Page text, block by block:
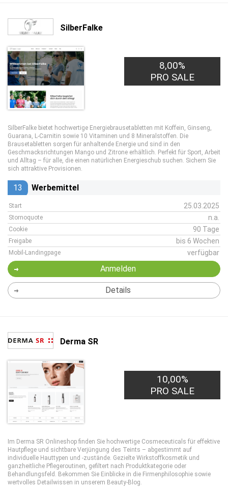
SilberFalke
8,00%
PRO SALE
SilberFalke bietet hochwertige Energiebrausetabletten mit Koffein, Ginseng,
Guarana, L-Carnitin sowie 10 Vitaminen und 8 Mineralstoffen. Die
Brausetabletten sorgen für anhaltende Energie und sind in den
Geschmacksrichtungen Mango und Zitrone erhältlich. Perfekt für Sport, Arbeit
und Alltag – für alle, die einen natürlichen Energieschub suchen. Sichern Sie
sich attraktive Provisionen.
13 Werbemittel
Start 25.03.2025
Stornoquote n.a.
Cookie 90 Tage
Freigabe bis 6 Wochen
Mobil-Landingpage verfügbar
Anmelden
Details
Derma SR
10,00%
PRO SALE
Im Derma SR Onlineshop finden Sie hochwertige Cosmeceuticals für effektive
Hautpflege und sichtbare Verjüngung des Teints – abgestimmt auf
individuelle Hauttypen und -zustände. Gezielte Wirkstoffkosmetik und
ganzheitliche Pflegeroutinen, gefiltert nach Produktkategorie oder
Behandlungsfeld. Bekommen Sie Einblicke in die Firmenphilosophie sowie
wertvolles Detailwissen in unserem Beauty-Blog.